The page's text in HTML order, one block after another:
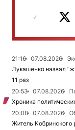
21:16 07.08.2026
Лукашенко назвал
11 раз
20:53
07.08.2026
Хроника
20:08
07.08.2026
Житель Кобринского